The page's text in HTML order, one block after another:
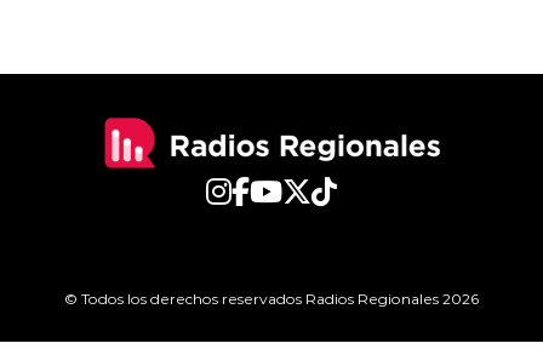
© Todos los derechos reservados Radios Regionales 2026